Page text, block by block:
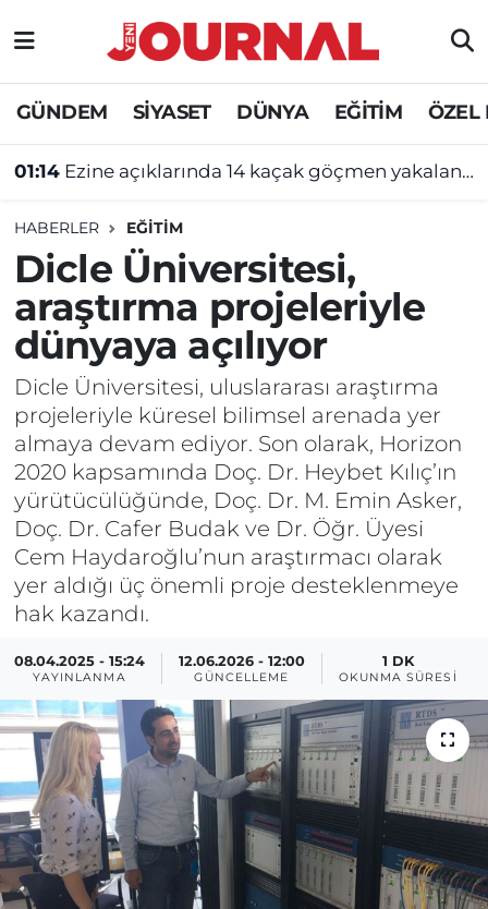
GÜNDEM SİYASET DÜNYA EĞİTİM ÖZEL
01:14 Ezine açıklarında 14 kaçak göçmen yakalandı
HABERLER EĞİTİM
Dicle Üniversitesi,
araştırma projeleriyle
dünyaya açılıyor
Dicle Üniversitesi, uluslararası araştırma
projeleriyle küresel bilimsel arenada yer
almaya devam ediyor. Son olarak, Horizon
2020 kapsamında Doç. Dr. Heybet Kılıç’ın
yürütücülüğünde, Doç. Dr. M. Emin Asker,
Doç. Dr. Cafer Budak ve Dr. Öğr. Üyesi
Cem Haydaroğlu’nun araştırmacı olarak
yer aldığı üç önemli proje desteklenmeye
hak kazandı.
08.04.2025 - 15:24
YAYINLANMA
12.06.2026 - 12:00
GÜNCELLEME
1 DK
OKUNMA SÜRESI
GÜNDEM
SİYASET
DÜNYA
EĞİTİM
ÖZEL HABER
Nöbetçi Eczaneler
Hava Durumu
Süper Lig Puan Durumu ve Fikstür
Tüm Manşetler
Son Dakika Haberleri
Haber Arşivi